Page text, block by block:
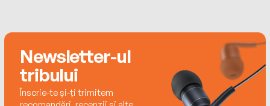
Newsletter-ul
tribului
Înscrie-te și-ți trimitem